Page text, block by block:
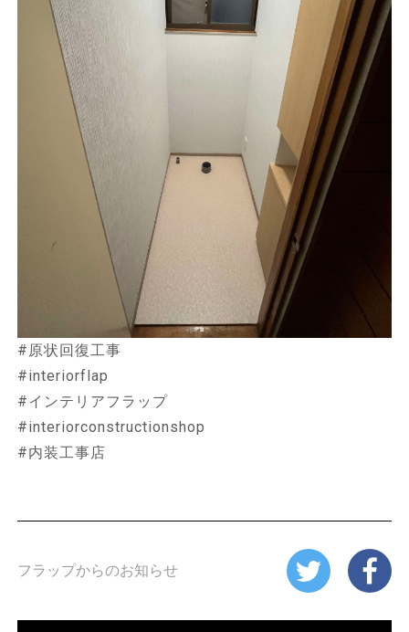
#原状回復工事
#interiorflap
#インテリアフラップ
#interiorconstructionshop
#内装工事店
フラップからのお知らせ